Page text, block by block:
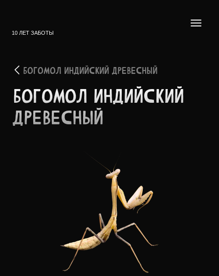
10 ЛЕТ ЗАБОТЫ
БОГОМОЛ ИНДИЙСКИЙ ДРЕВЕСНЫЙ
БОГОМОЛ ИНДИЙ­СКИЙ
ДРЕВЕ­СНЫЙ